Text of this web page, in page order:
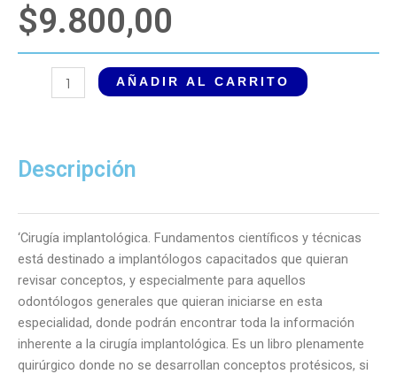
$9.800,00
Implantológica.
y
AÑADIR AL CARRITO
Descripción
‘Cirugía implantológica. Fundamentos científicos y técnicas
está destinado a implantólogos capacitados que quieran
revisar conceptos, y especialmente para aquellos
odontólogos generales que quieran iniciarse en esta
especialidad, donde podrán encontrar toda la información
inherente a la cirugía implantológica. Es un libro plenamente
quirúrgico donde no se desarrollan conceptos protésicos, si